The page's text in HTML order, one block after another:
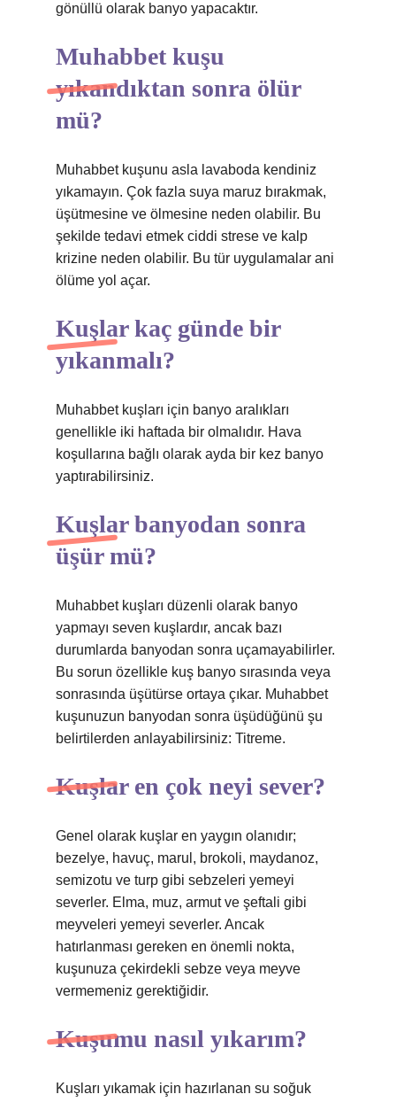
gönüllü olarak banyo yapacaktır.
Muhabbet kuşu
yıkandıktan sonra ölür
mü?
Muhabbet kuşunu asla lavaboda kendiniz
yıkamayın. Çok fazla suya maruz bırakmak,
üşütmesine ve ölmesine neden olabilir. Bu
şekilde tedavi etmek ciddi strese ve kalp
krizine neden olabilir. Bu tür uygulamalar ani
ölüme yol açar.
Kuşlar kaç günde bir
yıkanmalı?
Muhabbet kuşları için banyo aralıkları
genellikle iki haftada bir olmalıdır. Hava
koşullarına bağlı olarak ayda bir kez banyo
yaptırabilirsiniz.
Kuşlar banyodan sonra
üşür mü?
Muhabbet kuşları düzenli olarak banyo
yapmayı seven kuşlardır, ancak bazı
durumlarda banyodan sonra uçamayabilirler.
Bu sorun özellikle kuş banyo sırasında veya
sonrasında üşütürse ortaya çıkar. Muhabbet
kuşunuzun banyodan sonra üşüdüğünü şu
belirtilerden anlayabilirsiniz: Titreme.
Kuşlar en çok neyi sever?
Genel olarak kuşlar en yaygın olanıdır;
bezelye, havuç, marul, brokoli, maydanoz,
semizotu ve turp gibi sebzeleri yemeyi
severler. Elma, muz, armut ve şeftali gibi
meyveleri yemeyi severler. Ancak
hatırlanması gereken en önemli nokta,
kuşunuza çekirdekli sebze veya meyve
vermemeniz gerektiğidir.
Kuşumu nasıl yıkarım?
Kuşları yıkamak için hazırlanan su soğuk